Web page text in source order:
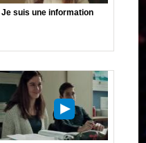
Je suis une information